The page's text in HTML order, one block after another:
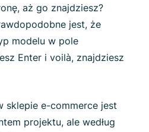
aż go znajdziesz?
jest, że
modelu w pole
Enter i voilà, znajdziesz
sklepie e-commerce jest
projektu, ale według